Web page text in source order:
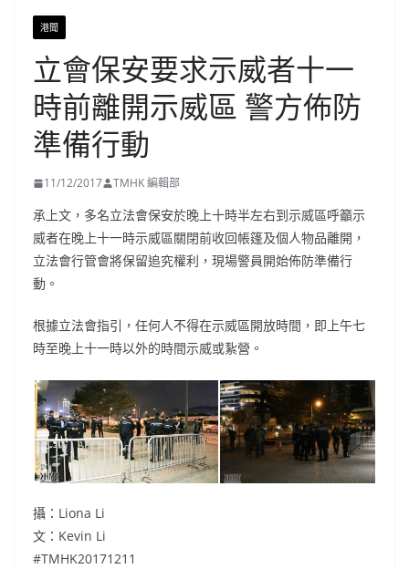
港聞
立會保安要求示威者十一
時前離開示威區 警方佈防
準備行動
11/12/2017 TMHK 編輯部
承上文，多名立法會保安於晚上十時半左右到示威區呼籲示
威者在晚上十一時示威區關閉前收回帳篷及個人物品離開，
立法會行管會將保留追究權利，現場警員開始佈防準備行
動。
根據立法會指引，任何人不得在示威區開放時間，即上午七
時至晚上十一時以外的時間示威或紥營。
攝：Liona Li
文：Kevin Li
#TMHK20171211